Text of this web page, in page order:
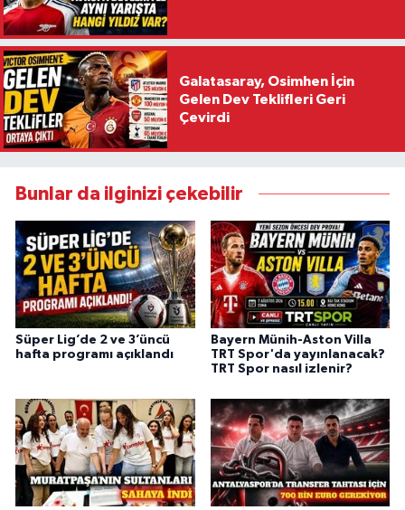
Galatasaray, Osimhen İçin
Gelen Dev Teklifleri Geri
Çevirdi
Bunlar da ilginizi çekebilir
Süper Lig’de 2 ve 3’üncü
hafta programı açıklandı
Bayern Münih-Aston Villa
TRT Spor'da yayınlanacak?
TRT Spor nasıl izlenir?